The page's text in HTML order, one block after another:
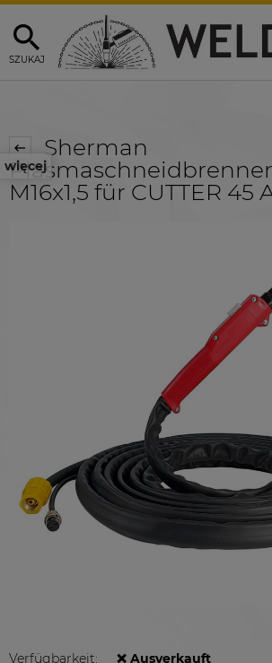
SZUKAJ
więcej
Sherman
M16x1,5 für CUTTER 45
Verfügbarkeit:
❌ Ausverkauft